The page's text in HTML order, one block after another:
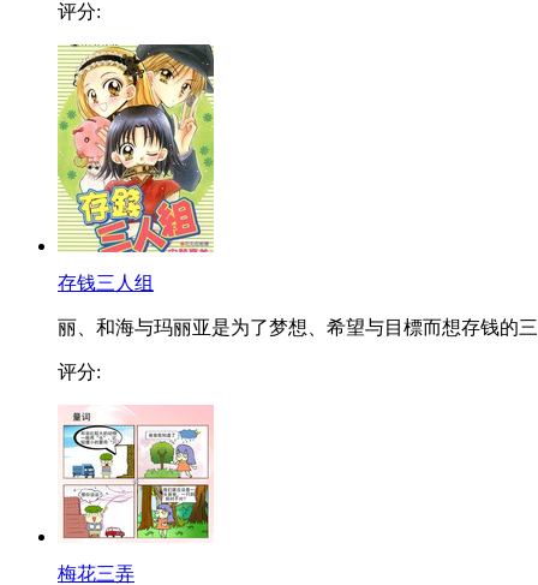
评分:
存钱三人组
丽、和海与玛丽亚是为了梦想、希望与目標而想存钱的
评分:
梅花三弄